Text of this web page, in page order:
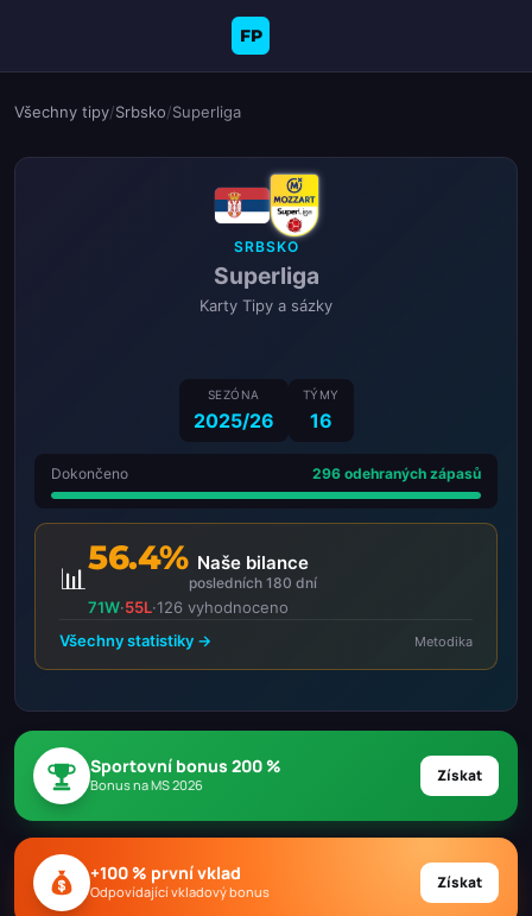
FP
Všechny tipy/Srbsko/Superliga
SRBSKO
Superliga
Karty Tipy a sázky
SEZÓNA
2025/26
TÝMY
16
Dokončeno 296 odehraných zápasů
📊
56.4% Naše bilance
posledních 180 dní
71W·55L·126 vyhodnoceno
Všechny statistiky →
Metodika
Sportovní bonus 200 %
Bonus na MS 2026 Získat
+100 % první vklad
Odpovídající vkladový bonus Získat